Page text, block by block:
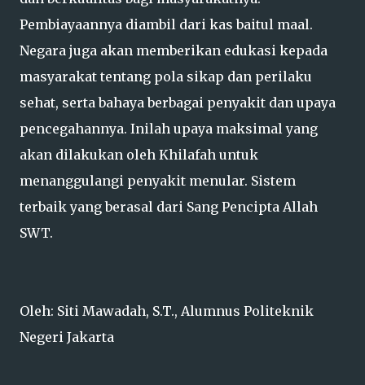
Pembiayaannya diambil dari kas baitul maal.
Negara juga akan memberikan edukasi kepada
masyarakat tentang pola sikap dan perilaku
sehat, serta bahaya berbagai penyakit dan upaya
pencegahannya. Inilah upaya maksimal yang
akan dilakukan oleh Khilafah untuk
menanggulangi penyakit menular. Sistem
terbaik yang berasal dari Sang Pencipta Allah
SWT.
Oleh: Siti Mawadah, S.T., Alumnus Politeknik
Negeri Jakarta